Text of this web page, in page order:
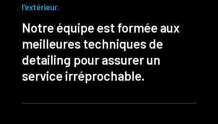
l’extérieur.
Notre équipe est formée aux
meilleures techniques de
detailing pour assurer un
service irréprochable.